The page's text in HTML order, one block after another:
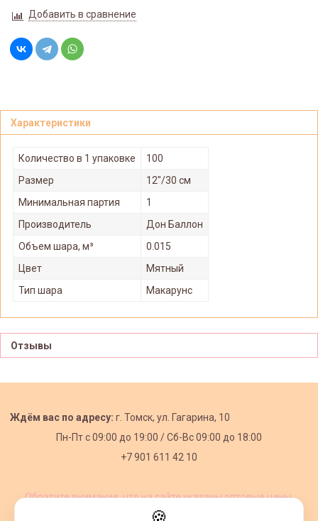
Добавить в сравнение
Характеристики
Количество в 1 упаковке
100
Размер
12"/30 см
Минимальная партия
1
Производитель
Дон Баллон
Объем шара, м³
0.015
Цвет
Мятный
Тип шара
Макарунс
Отзывы
Ждём вас по адресу: г. Томск, ул. Гагарина, 10
Пн-Пт с09:00 до 19:00 /Сб-Вс 09:00 до 18:00
+7 901 611 42 10
Обратите внимание, что на сайте указаны оптовые цены,
🍪